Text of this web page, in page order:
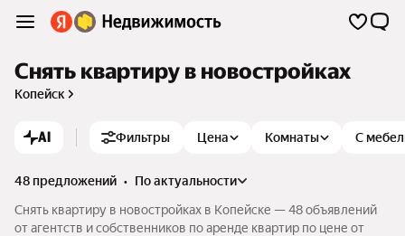
Снять квартиру в новостройках
Копейск
AI Фильтры Цена Комнаты С
48 предложений •
по актуальности
Снять квартиру в новостройках в Копейске — 48 объявлений
от агентств и собственников по аренде квартир по цене от